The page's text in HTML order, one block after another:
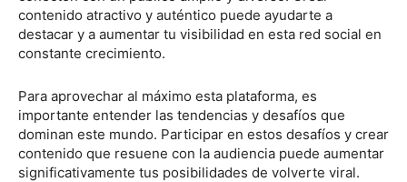
contenido atractivo y auténtico puede ayudarte a
destacar y a aumentar tu visibilidad en esta red social en
constante crecimiento.
Para aprovechar al máximo esta plataforma, es
importante entender las tendencias y desafíos que
dominan este mundo. Participar en estos desafíos y crear
contenido que resuene con la audiencia puede aumentar
significativamente tus posibilidades de volverte viral.